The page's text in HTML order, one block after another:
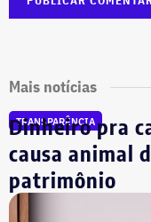
Mais notícias
TRANSPARÊNCIA
Dinheiro pra
causa animal
patrimônio